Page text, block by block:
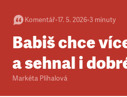
Komentář•17. 5. 2026•3 minuty
Babiš chce
a sehnal i
Markéta Plíhalová